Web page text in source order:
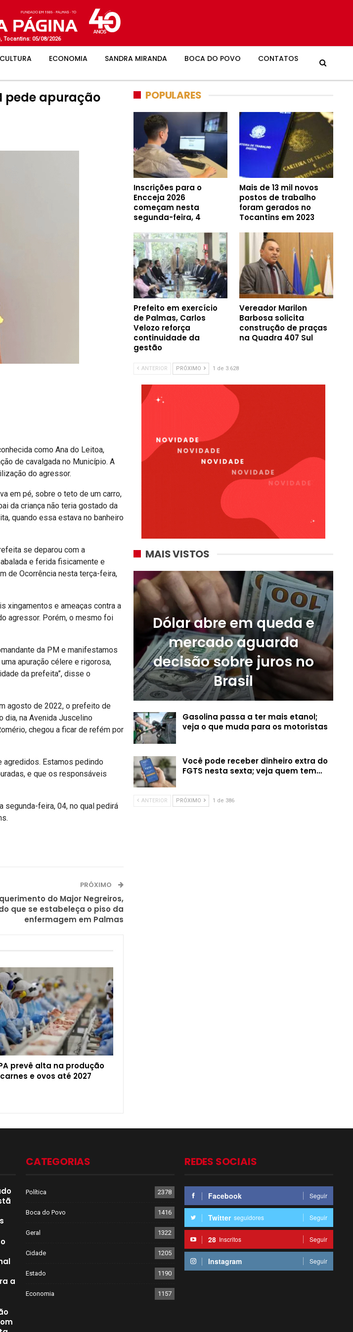
Tocantins: 05/08/2026
CULTURA ECONOMIA SANDRA MIRANDA BOCA DO POVO CONTATOS
pede apuração
como Ana do Leitoa,
de cavalgada no Município. A
do agressor.
em pé, sobre o teto de um carro,
da criança não teria gostado da
quando essa estava no banheiro
se deparou com a
e ferida fisicamente e
de Ocorrência nesta terça-feira,
xingamentos e ameaças contra a
agressor. Porém, o mesmo foi
da PM e manifestamos
apuração célere e rigorosa,
da prefeita”, disse o
agosto de 2022, o prefeito de
dia, na Avenida Juscelino
chegou a ficar de refém por
agredidos. Estamos pedindo
e que os responsáveis
segunda-feira, 04, no qual pedirá
PRÓXIMO
do Major Negreiros,
que se estabeleça o piso da
enfermagem em Palmas
prevê alta na produção
e ovos até 2027
POPULARES
Inscrições para o
Encceja 2026
começam nesta
segunda-feira, 4
Mais de 13 mil novos
postos de trabalho
foram gerados no
Tocantins em 2023
Prefeito em exercício
de Palmas, Carlos
Velozo reforça
continuidade da
gestão
Vereador Marilon
Barbosa solicita
construção de praças
na Quadra 407 Sul
ANTERIOR PRÓXIMO 1 de 3.628
MAIS VISTOS
Dólar abre em queda e
mercado aguarda
decisão sobre juros no
Brasil
Gasolina passa a ter mais etanol;
veja o que muda para os motoristas
Você pode receber dinheiro extra do
FGTS nesta sexta; veja quem tem…
ANTERIOR PRÓXIMO 1 de 386
a
CATEGORIAS
Política 2378
Boca do Povo 1416
Geral 1322
Cidade 1205
Estado 1190
Economia 1157
REDES SOCIAIS
Facebook Seguir
Twitter seguidores Seguir
28 Inscritos Seguir
Instagram Seguir